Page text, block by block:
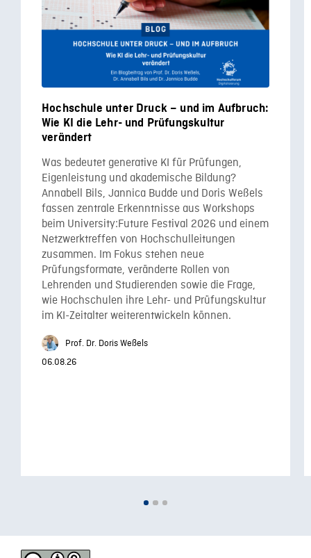
Hochschule unter Druck – und im Aufbruch:
Wie KI die Lehr- und Prüfungskultur
verändert
Was bedeutet generative KI für Prüfungen,
Eigenleistung und akademische Bildung?
Annabell Bils, Jannica Budde und Doris Weßels
fassen zentrale Erkenntnisse aus Workshops
beim University:Future Festival 2026 und einem
Netzwerktreffen von Hochschulleitungen
zusammen. Im Fokus stehen neue
Prüfungsformate, veränderte Rollen von
Lehrenden und Studierenden sowie die Frage,
wie Hochschulen ihre Lehr- und Prüfungskultur
im KI-Zeitalter weiterentwickeln können.
Prof. Dr. Doris Weßels
06.08.26